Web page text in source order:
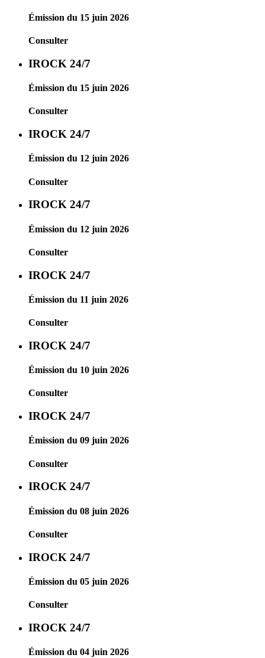
Émission du 15 juin 2026
Consulter
IROCK 24/7
Émission du 15 juin 2026
Consulter
IROCK 24/7
Émission du 12 juin 2026
Consulter
IROCK 24/7
Émission du 12 juin 2026
Consulter
IROCK 24/7
Émission du 11 juin 2026
Consulter
IROCK 24/7
Émission du 10 juin 2026
Consulter
IROCK 24/7
Émission du 09 juin 2026
Consulter
IROCK 24/7
Émission du 08 juin 2026
Consulter
IROCK 24/7
Émission du 05 juin 2026
Consulter
IROCK 24/7
Émission du 04 juin 2026